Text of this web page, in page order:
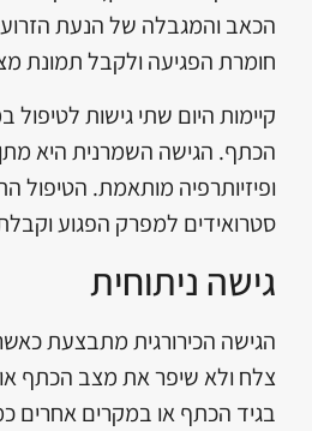
הכאב והמגבלה של הנעת
חומרת הפגיעה ולקבל תמונת
קיימות היום שתי גישות
הכתף. הגישה השמרנית היא מתן
ופיזיותרפיה מותאמת. הטיפול
סטרואידים למפרק הפגוע
גישה ניתוחית
הגישה הכירורגית מתבצעת
צלח ולא שיפר את מצב הכתף
בגיד הכתף או במקרים אחרים